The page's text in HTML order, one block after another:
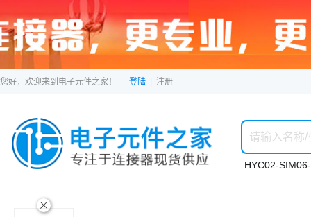
您好，欢迎来到电子元件之家！ 登陆 注册
HYC02-
ဆ